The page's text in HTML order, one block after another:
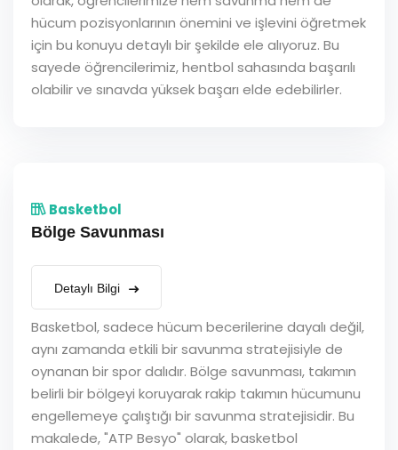
hücum pozisyonlarının önemini ve işlevini öğretmek
için bu konuyu detaylı bir şekilde ele alıyoruz. Bu
sayede öğrencilerimiz, hentbol sahasında başarılı
olabilir ve sınavda yüksek başarı elde edebilirler.
Basketbol
Bölge Savunması
Detaylı Bilgi
Basketbol, sadece hücum becerilerine dayalı değil,
aynı zamanda etkili bir savunma stratejisiyle de
oynanan bir spor dalıdır. Bölge savunması, takımın
belirli bir bölgeyi koruyarak rakip takımın hücumunu
engellemeye çalıştığı bir savunma stratejisidir. Bu
makalede, "ATP Besyo" olarak, basketbol